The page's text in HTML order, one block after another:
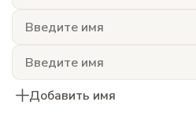
Добавить имя